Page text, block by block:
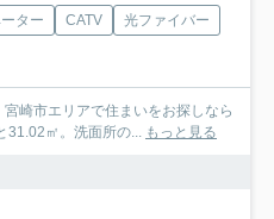
ター CATV
光ファイバー
崎市エリアで住まいをお探しなら
31.02㎡。洗面所の...
もっと見る